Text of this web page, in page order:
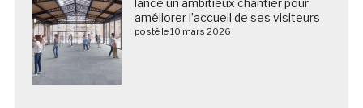
lance un ambitieux chantier pour
améliorer l’accueil de ses visiteurs
posté le 10 mars 2026